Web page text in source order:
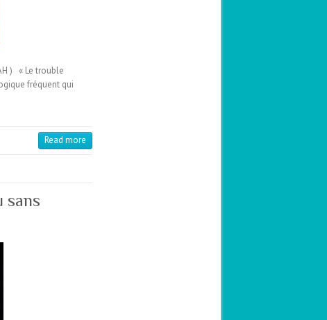
) « Le trouble
fréquent qui
Read more
sans